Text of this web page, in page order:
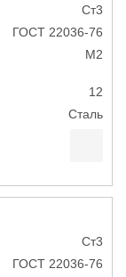
Ст3
ГОСТ 22036-76
М2
12
Сталь
Ст3
ГОСТ 22036-76